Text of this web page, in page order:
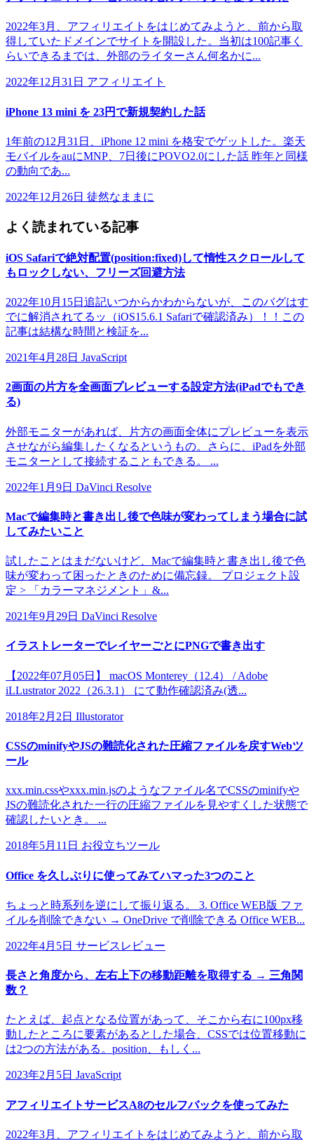
2022年3月、アフィリエイトをはじめてみようと、前から取
得していたドメインでサイトを開設した。当初は100記事く
らいできるまでは、外部のライターさん何名かに...
2022年12月31日 アフィリエイト
iPhone 13 mini を 23円で新規契約した話
1年前の12月31日、iPhone 12 mini を格安でゲットした。楽天
モバイルをauにMNP、7日後にPOVO2.0にした話 昨年と同様
の動向であ...
2022年12月26日 徒然なままに
よく読まれている記事
iOS Safariで絶対配置(position:fixed)して惰性スクロールして
もロックしない、フリーズ回避方法
2022年10月15日追記いつからかわからないが、このバグはす
でに解消されてるッ（iOS15.6.1 Safariで確認済み）！！この
記事は結構な時間と検証を...
2021年4月28日 JavaScript
2画面の片方を全画面プレビューする設定方法(iPadでもでき
る)
外部モニターがあれば、片方の画面全体にプレビューを表示
させながら編集したくなるというもの。さらに、iPadを外部
モニターとして接続することもできる。 ...
2022年1月9日 DaVinci Resolve
Macで編集時と書き出し後で色味が変わってしまう場合に試
してみたいこと
試したことはまだないけど、Macで編集時と書き出し後で色
味が変わって困ったときのために備忘録。 プロジェクト設
定 > 「カラーマネジメント」&...
2021年9月29日 DaVinci Resolve
イラストレーターでレイヤーごとにPNGで書き出す
【2022年07月05日】 macOS Monterey（12.4） / Adobe
iLLustrator 2022（26.3.1） にて動作確認済み(透...
2018年2月2日 Illustorator
CSSのminifyやJSの難読化された圧縮ファイルを戻すWebツ
ール
xxx.min.cssやxxx.min.jsのようなファイル名でCSSのminifyや
JSの難読化された一行の圧縮ファイルを見やすくした状態で
確認したいとき。 ...
2018年5月11日 お役立ちツール
Office を久しぶりに使ってみてハマった3つのこと
ちょっと時系列を逆にして振り返る。 3. Office WEB版 ファ
イルを削除できない → OneDrive で削除できる Office WEB...
2022年4月5日 サービスレビュー
長さと角度から、左右上下の移動距離を取得する → 三角関
数？
たとえば、起点となる位置があって、そこから右に100px移
動したところに要素があるとした場合、CSSでは位置移動に
は2つの方法がある。position、もしく...
2023年2月5日 JavaScript
アフィリエイトサービスA8のセルフバックを使ってみた
2022年3月、アフィリエイトをはじめてみようと、前から取